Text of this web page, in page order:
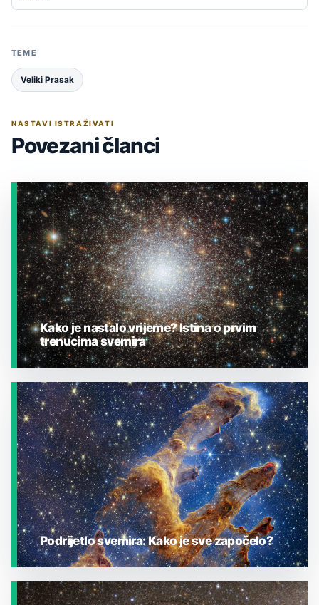
TEME
Veliki Prasak
NASTAVI ISTRAŽIVATI
Povezani članci
JESTE LI ZNALI?
Kako je nastalo vrijeme? Istina o prvim
trenucima svemira
JESTE LI ZNALI?
Podrijetlo svemira: Kako je sve započelo?